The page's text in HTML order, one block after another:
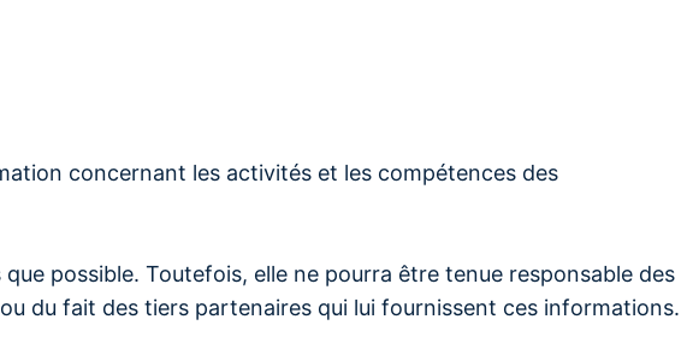
concernant les activités et les compétences des
possible. Toutefois, elle ne pourra être tenue responsable des
du fait des tiers partenaires qui lui fournissent ces informations.